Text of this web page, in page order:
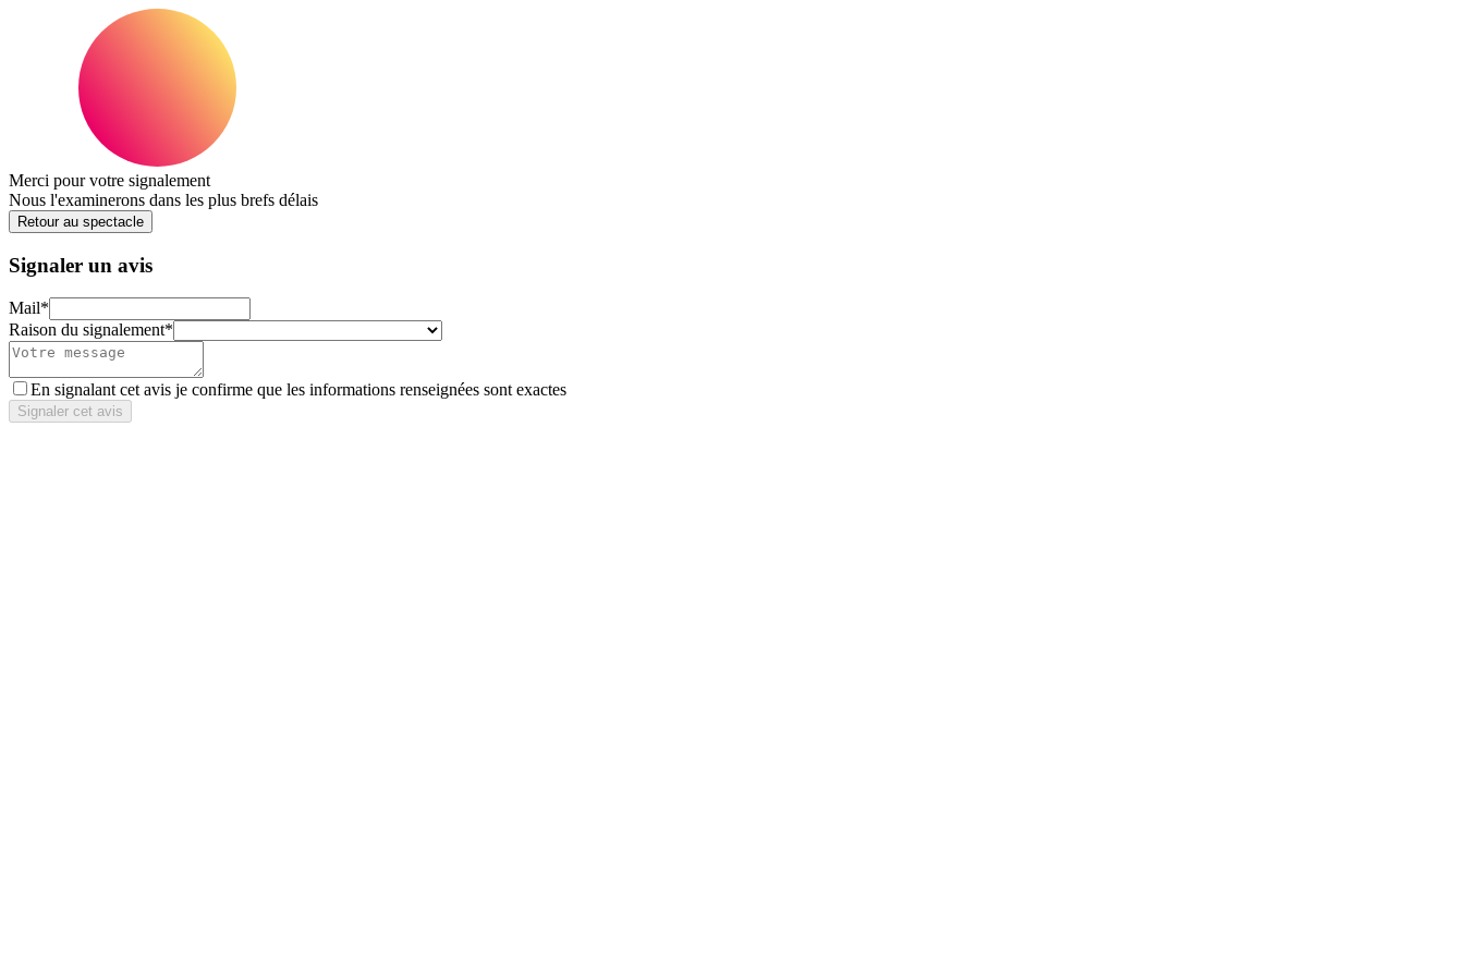
Merci pour votre signalement
Nous l'examinerons dans les plus brefs délais
Retour au spectacle
Signaler un avis
Mail*
Raison du signalement*
En signalant cet avis je confirme que les informations renseignées sont exactes
Signaler cet avis